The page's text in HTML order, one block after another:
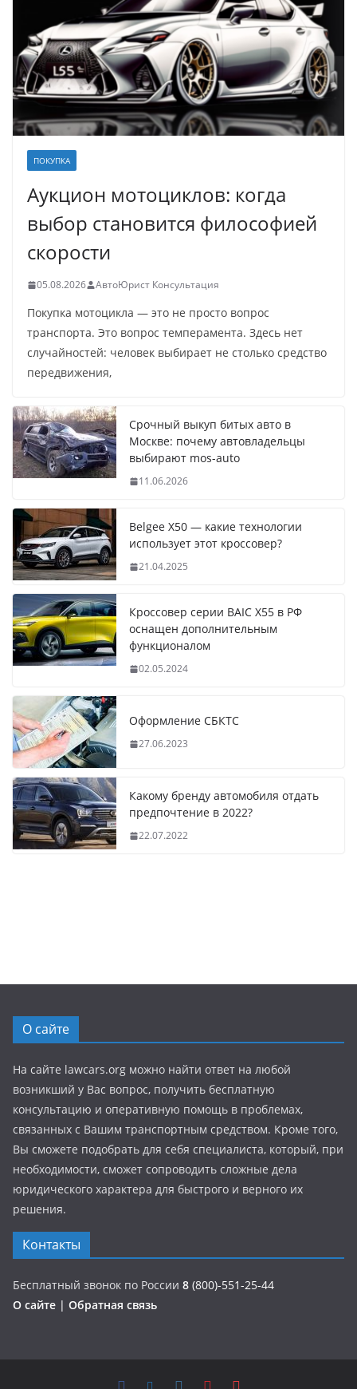
ПОКУПКА
Аукцион мотоциклов: когда
выбор становится философией
скорости
05.08.2026 АвтоЮрист Консультация
Покупка мотоцикла — это не просто вопрос
транспорта. Это вопрос темперамента. Здесь нет
случайностей: человек выбирает не столько средство
передвижения,
Срочный выкуп битых авто в
Москве: почему автовладельцы
выбирают mos-auto
11.06.2026
Belgee X50 — какие технологии
использует этот кроссовер?
21.04.2025
Кроссовер серии BAIC X55 в РФ
оснащен дополнительным
функционалом
02.05.2024
Оформление СБКТС
27.06.2023
Какому бренду автомобиля отдать
предпочтение в 2022?
22.07.2022
О сайте
На сайте lawcars.org можно найти ответ на любой
возникший у Вас вопрос, получить бесплатную
консультацию и оперативную помощь в проблемах,
связанных с Вашим транспортным средством. Кроме того,
Вы сможете подобрать для себя специалиста, который, при
необходимости, сможет сопроводить сложные дела
юридического характера для быстрого и верного их
решения.
Контакты
Бесплатный звонок по России 8 (800)-551-25-44
О сайте | Обратная связь